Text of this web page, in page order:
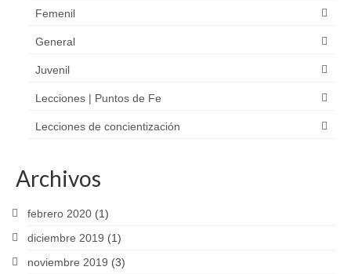
Femenil
General
Juvenil
Lecciones | Puntos de Fe
Lecciones de concientización
Archivos
febrero 2020 (1)
diciembre 2019 (1)
noviembre 2019 (3)